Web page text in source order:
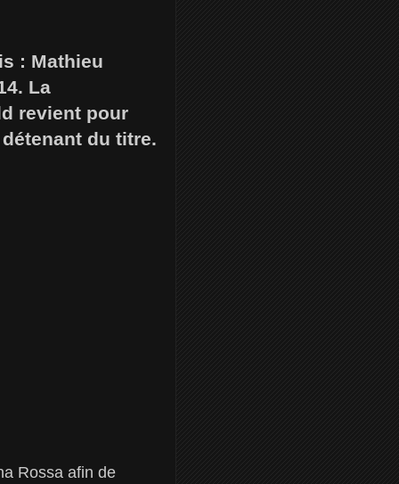
: Mathieu
La
revient pour
du titre.
Rossa afin de